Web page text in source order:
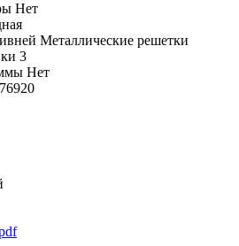
Нет
Металлические решетки
3
Нет
76920